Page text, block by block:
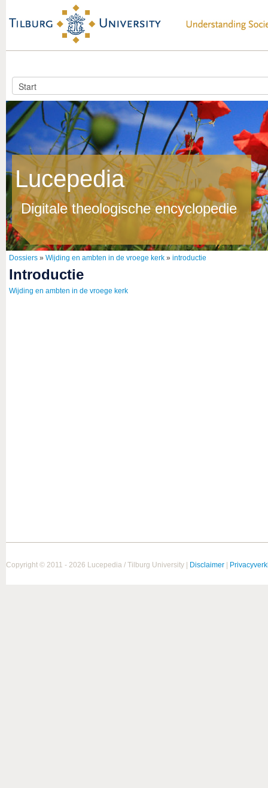
Lucepedia
Digitale theologische encyclopedie
Dossiers » Wijding en ambten in de vroege kerk » introductie
introductie
Wijding en ambten in de vroege kerk
Copyright © 2011 - 2026 Lucepedia / Tilburg University | Disclaimer